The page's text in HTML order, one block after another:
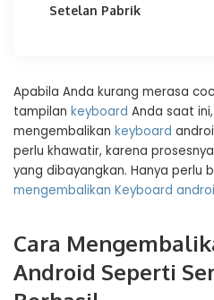
Setelan Pabrik
Apabila Anda kurang merasa
tampilan keyboard Anda saat
mengembalikan keyboard
perlu khawatir, karena
yang dibayangkan. Hanya perlu
mengembalikan Keyboard
Cara
Android Seperti